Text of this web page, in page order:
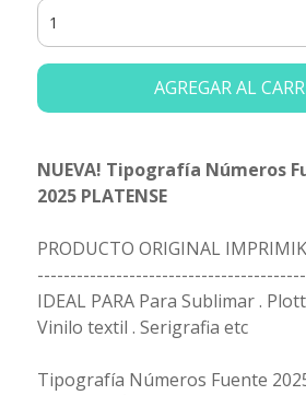
AGREGAR AL
NUEVA! Tipografía Números
2025 PLATENSE
PRODUCTO ORIGINAL
IDEAL PARA Para Sublimar .
Vinilo textil . Serigrafia etc
Tipografía Números Fuente